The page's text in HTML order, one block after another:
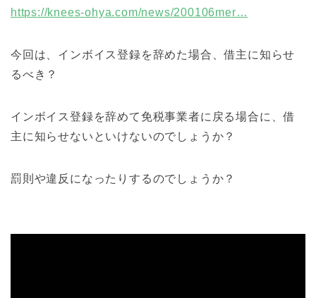
https://knees-ohya.com/news/200106mer…
今回は、インボイス登録を辞めた場合、借主に知らせ
るべき？
インボイス登録を辞めて免税事業者に戻る場合に、借
主に知らせないといけないのでしょうか？
罰則や違反になったりするのでしょうか？